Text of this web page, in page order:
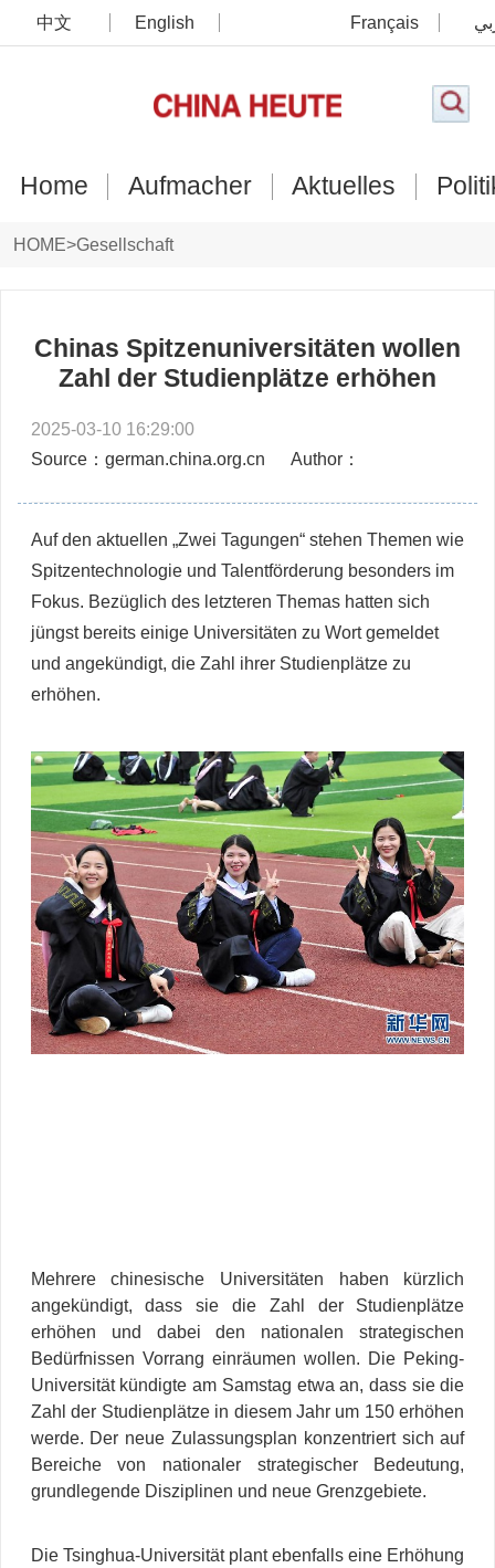
中文 English Français
Home Aufmacher Aktuelles
HOME>Gesellschaft
Chinas Spitzenuniversitäten wollen
Zahl der Studienplätze erhöhen
2025-03-10 16:29:00
Source：german.china.org.cn
Author：
Auf den aktuellen „Zwei Tagungen“ stehen Themen wie
Spitzentechnologie und Talentförderung besonders im
Fokus. Bezüglich des letzteren Themas hatten sich
jüngst bereits einige Universitäten zu Wort gemeldet
und angekündigt, die Zahl ihrer Studienplätze zu
erhöhen.
Mehrere chinesische Universitäten haben kürzlich
angekündigt, dass sie die Zahl der Studienplätze
erhöhen und dabei den nationalen strategischen
Bedürfnissen Vorrang einräumen wollen. Die Peking-
Universität kündigte am Samstag etwa an, dass sie die
Zahl der Studienplätze in diesem Jahr um 150 erhöhen
werde. Der neue Zulassungsplan konzentriert sich auf
Bereiche von nationaler strategischer Bedeutung,
grundlegende Disziplinen und neue Grenzgebiete.
Die Tsinghua-Universität plant ebenfalls eine Erhöhung